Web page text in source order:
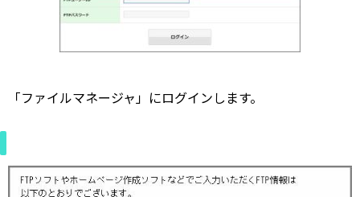
「ファイルマネージャ」にログインします。